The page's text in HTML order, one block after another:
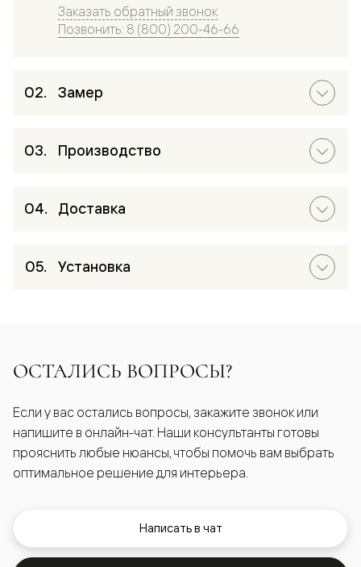
Заказать обратный звонок
Позвонить: 8 (800) 200-46-66
Замер
Производство
Доставка
Установка
ОСТАЛИСЬ ВОПРОСЫ?
Если у вас остались вопросы, закажите звонок или
напишите в онлайн-чат. Наши консультанты готовы
прояснить любые нюансы, чтобы помочь вам выбрать
оптимальное решение для интерьера.
Написать в чат